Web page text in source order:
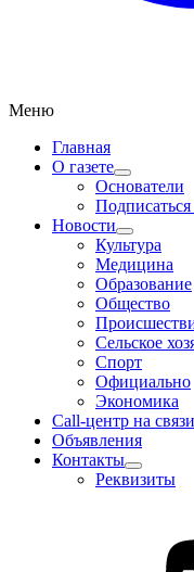
Меню
Главная
О газете
Основатели
Подписаться
Новости
Культура
Медицина
Образование
Общество
Сельское
Спорт
Официально
Экономика
Call-центр на связи
Объявления
Контакты
Реквизиты